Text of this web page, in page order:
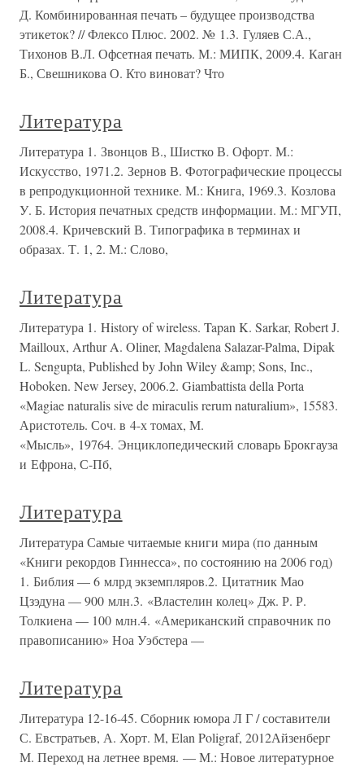
Д. Комбинированная печать – будущее производства
этикеток? // Флексо Плюс. 2002. № 1.3. Гуляев С.А.,
Тихонов В.Л. Офсетная печать. М.: МИПК, 2009.4. Каган
Б., Свешникова О. Кто виноват? Что
Литература
Литература 1. Звонцов В., Шистко В. Офорт. М.:
Искусство, 1971.2. Зернов В. Фотографические процессы
в репродукционной технике. М.: Книга, 1969.3. Козлова
У. Б. История печатных средств информации. М.: МГУП,
2008.4. Кричевский В. Типографика в терминах и
образах. Т. 1, 2. М.: Слово,
Литература
Литература 1. History of wireless. Tapan K. Sarkar, Robert J.
Mailloux, Arthur A. Oliner, Magdalena Salazar-Palma, Dipak
L. Sengupta, Published by John Wiley &amp; Sons, Inc.,
Hoboken. New Jersey, 2006.2. Giambattista della Porta
«Magiae naturalis sive de miraculis rerum naturalium», 15583.
Аристотель. Соч. в 4-х томах, М.
«Мысль», 19764. Энциклопедический словарь Брокгауза
и Ефрона, С-Пб,
Литература
Литература Самые читаемые книги мира (по данным
«Книги рекордов Гиннесса», по состоянию на 2006 год)
1. Библия — 6 млрд экземпляров.2. Цитатник Мао
Цзэдуна — 900 млн.3. «Властелин колец» Дж. Р. Р.
Толкиена — 100 млн.4. «Американский справочник по
правописанию» Ноа Уэбстера —
Литература
Литература 12-16-45. Сборник юмора Л Г / составители
С. Евстратьев, А. Хорт. М, Elan Poligraf, 2012Айзенберг
М. Переход на летнее время. — М.: Новое литературное